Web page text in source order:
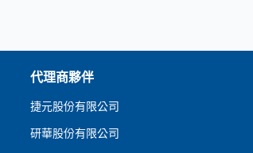
代理商夥伴
捷元股份有限公司
研華股份有限公司